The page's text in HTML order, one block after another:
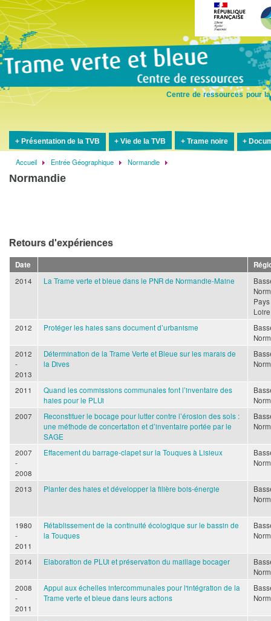
Centre de ressources pour
Présentation de la TVB Vie de la TVB Trame noire
Fil
d'Ariane
Accueil Entrée Géographique Normandie
Normandie
Retours d'expériences
Date
2014
La Trame verte et bleue dans le PNR de Normandie-Maine
Loire
2012
Protéger les haies sans document d’urbanisme
2012
-
2013
Détermination de la Trame Verte et Bleue sur les marais de
la Dives
2011
Quand les commissions communales font l’inventaire des
haies pour le PLUi
2007
Reconstituer le bocage pour lutter contre l’érosion des sols :
une méthode de concertation et d’inventaire portée par le
SAGE
2007
-
2008
Effacement du barrage-clapet sur la Touques à Lisieux
2013 Planter des haies et développer la filière bois-énergie
1980
-
2011
Rétablissement de la continuité écologique sur le bassin de
la Touques
2014 Elaboration de PLUi et préservation du maillage bocager
2008
-
2011
Appui aux échelles intercommunales pour l'intégration de la
Trame verte et bleue dans leurs actions